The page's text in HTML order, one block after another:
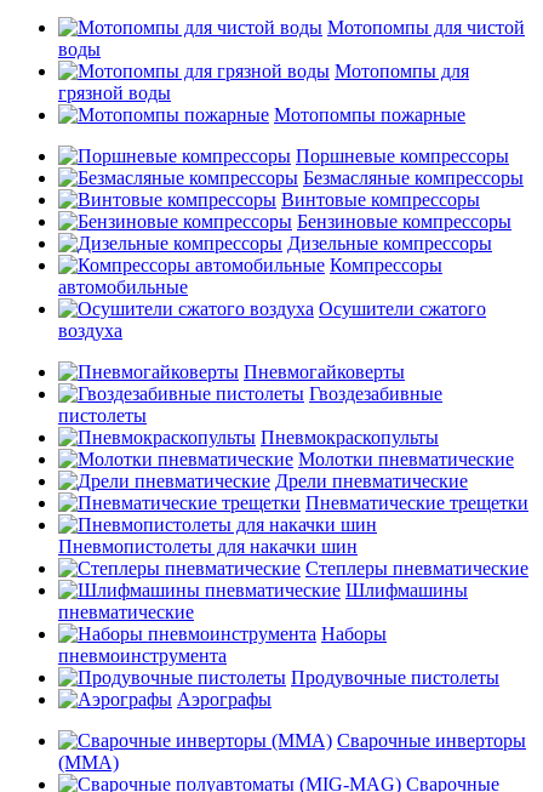
Мотопомпы для чистой
воды
Мотопомпы для
грязной воды
Мотопомпы пожарные
Поршневые компрессоры
Безмасляные компрессоры
Винтовые компрессоры
Бензиновые компрессоры
Дизельные компрессоры
Компрессоры
автомобильные
Осушители сжатого
воздуха
Пневмогайковерты
Гвоздезабивные
пистолеты
Пневмокраскопульты
Молотки пневматические
Дрели пневматические
Пневматические трещетки
Пневмопистолеты для накачки шин
Степлеры пневматические
Шлифмашины
пневматические
Наборы
пневмоинструмента
Продувочные пистолеты
Аэрографы
Сварочные инверторы
(MMA)
Сварочные